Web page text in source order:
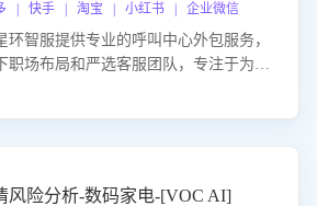
| 快手 | 淘宝 | 小红书 | 企业微信
环智服提供专业的呼叫中心外包服务，
职场布局和严选客服团队，专注于为企
提升语音客服服务效率和质量，帮助企
风险分析-数码家电-[VOC AI]